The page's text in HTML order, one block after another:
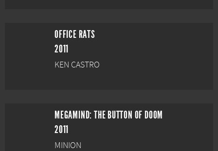
OFFICE RATS
2011
KEN CASTRO
MEGAMIND: THE BUTTON OF DOOM
2011
MINION